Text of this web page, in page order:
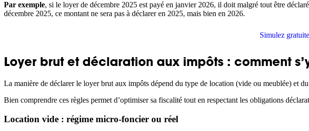
Par exemple, si le loyer de décembre 2025 est payé en janvier 2026, il doit malgré tout être
décembre 2025, ce montant ne sera pas à déclarer en 2025, mais bien en 2026.
Simulez
Loyer brut et déclaration aux impôts : comment
La manière de déclarer le loyer brut aux impôts dépend du type de location (vide ou meublée) et
Bien comprendre ces règles permet d’optimiser sa fiscalité tout en respectant les obligations
Location vide : régime micro-foncier ou réel